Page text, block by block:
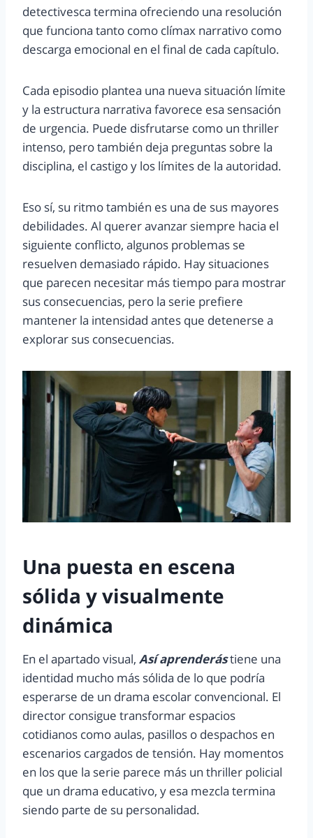
detectivesca termina ofreciendo una resolución
que funciona tanto como clímax narrativo como
descarga emocional en el final de cada capítulo.
Cada episodio plantea una nueva situación límite
y la estructura narrativa favorece esa sensación
de urgencia. Puede disfrutarse como un thriller
intenso, pero también deja preguntas sobre la
disciplina, el castigo y los límites de la autoridad.
Eso sí, su ritmo también es una de sus mayores
debilidades. Al querer avanzar siempre hacia el
siguiente conflicto, algunos problemas se
resuelven demasiado rápido. Hay situaciones
que parecen necesitar más tiempo para mostrar
sus consecuencias, pero la serie prefiere
mantener la intensidad antes que detenerse a
explorar sus consecuencias.
Una puesta en escena
sólida y visualmente
dinámica
En el apartado visual, Así aprenderástiene una
identidad mucho más sólida de lo que podría
esperarse de un drama escolar convencional. El
director consigue transformar espacios
cotidianos como aulas, pasillos o despachos en
escenarios cargados de tensión. Hay momentos
en los que la serie parece más un thriller policial
que un drama educativo, y esa mezcla termina
siendo parte de su personalidad.